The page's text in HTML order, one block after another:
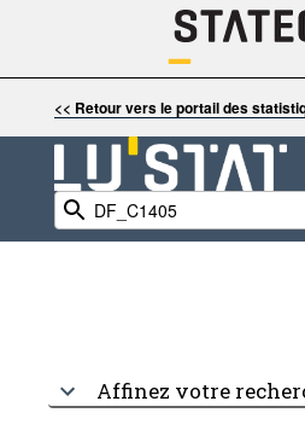
<< Retour vers le portail des
Affinez votre